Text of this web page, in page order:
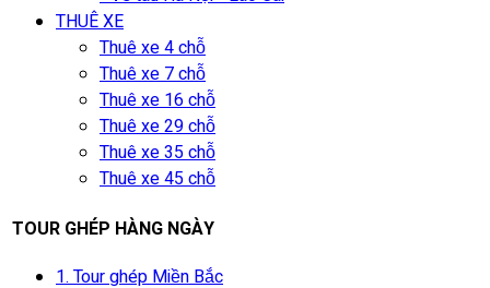
THUÊ XE
Thuê xe 4 chỗ
Thuê xe 7 chỗ
Thuê xe 16 chỗ
Thuê xe 29 chỗ
Thuê xe 35 chỗ
Thuê xe 45 chỗ
TOUR GHÉP HÀNG NGÀY
1. Tour ghép Miền Bắc